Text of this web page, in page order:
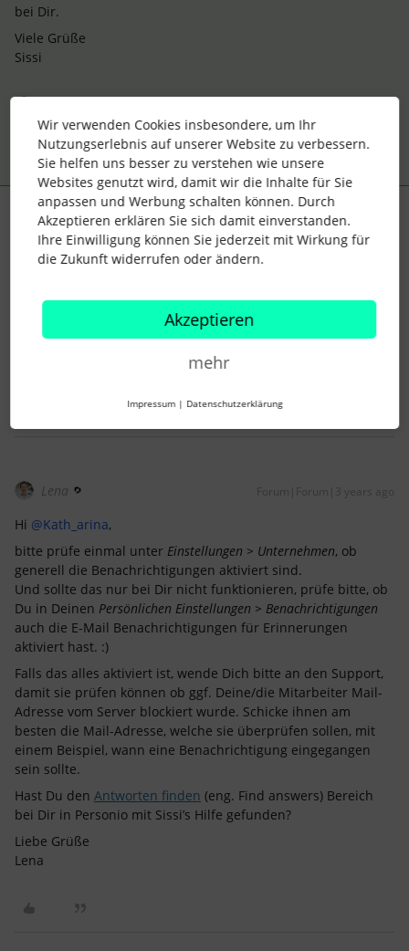
bei Dir.
Viele Grüße
Sissi
Kath_arina AUTOR*IN Forum|Forum|3 years ago
Liebe @sissi Kistner,
Viele Grüße
Katharina
Lena Forum|Forum|3 years ago
Hi @Kath_arina,
bitte prüfe einmal unter Einstellungen > Unternehmen, ob
generell die Benachrichtigungen aktiviert sind.
Und sollte das nur bei Dir nicht funktionieren, prüfe bitte, ob
Du in Deinen Persönlichen Einstellungen > Benachrichtigungen
auch die E-Mail Benachrichtigungen für Erinnerungen
aktiviert hast. :)
Falls das alles aktiviert ist, wende Dich bitte an den Support,
damit sie prüfen können ob ggf. Deine/die Mitarbeiter Mail-
Adresse vom Server blockiert wurde. Schicke ihnen am
besten die Mail-Adresse, welche sie überprüfen sollen, mit
einem Beispiel, wann eine Benachrichtigung eingegangen
sein sollte.
Hast Du den Antworten finden (eng. Find answers) Bereich
bei Dir in Personio mit Sissi’s Hilfe gefunden?
Liebe Grüße
Lena
Wir verwenden Cookies insbesondere, um Ihr
Nutzungserlebnis auf unserer Website zu verbessern.
Sie helfen uns besser zu verstehen wie unsere
Websites genutzt wird, damit wir die Inhalte für Sie
anpassen und Werbung schalten können. Durch
Akzeptieren erklären Sie sich damit einverstanden.
Ihre Einwilligung können Sie jederzeit mit Wirkung für
die Zukunft widerrufen oder ändern.
Akzeptieren
mehr
Impressum | Datenschutzerklärung